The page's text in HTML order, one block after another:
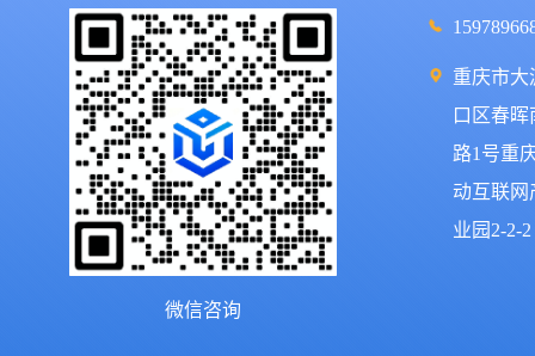
微信咨询
重庆市大
口区春晖
路1号重
动互联网
业园2-2-2